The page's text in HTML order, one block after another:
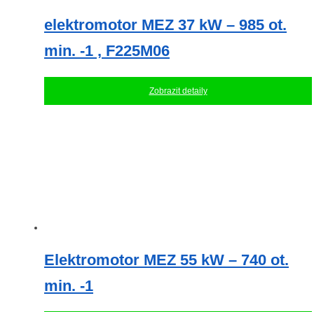
elektromotor MEZ 37 kW – 985 ot.
min. -1 , F225M06
Zobrazit detaily
Elektromotor MEZ 55 kW – 740 ot.
min. -1